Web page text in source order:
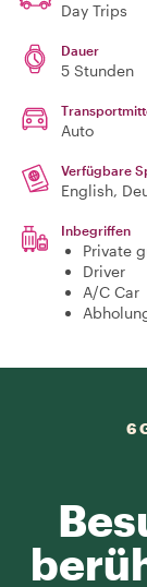
Day Trips
Dauer
5 Stunden
Auto
Verfügbare
English,
Inbegriffen
Private
Driver
A/C Car
6